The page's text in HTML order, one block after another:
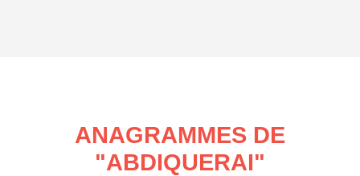
ANAGRAMMES DE
"ABDIQUERAI"